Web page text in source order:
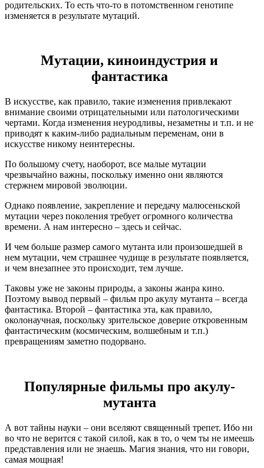
родительских. То есть что-то в потомственном генотипе
изменяется в результате мутаций.
Мутации, киноиндустрия и
фантастика
В искусстве, как правило, такие изменения привлекают
внимание своими отрицательными или патологическими
чертами. Когда изменения неуродливы, незаметны и т.п. и не
приводят к каким-либо радиальным переменам, они в
искусстве никому неинтересны.
По большому счету, наоборот, все малые мутации
чрезвычайно важны, поскольку именно они являются
стержнем мировой эволюции.
Однако появление, закрепление и передачу малюсеньской
мутации через поколения требует огромного количества
времени. А нам интересно – здесь и сейчас.
И чем больше размер самого мутанта или произошедшей в
нем мутации, чем страшнее чудище в результате появляется,
и чем внезапнее это происходит, тем лучше.
Таковы уже не законы природы, а законы жанра кино.
Поэтому вывод первый – фильм про акулу мутанта – всегда
фантастика. Второй – фантастика эта, как правило,
околонаучная, поскольку зрительское доверие откровенным
фантастическим (космическим, волшебным и т.п.)
превращениям заметно подорвано.
Популярные фильмы про акулу-
мутанта
А вот тайны науки – они вселяют священный трепет. Ибо ни
во что не верится с такой силой, как в то, о чем ты не имеешь
представления или не знаешь. Магия знания, что ни говори,
самая мощная!